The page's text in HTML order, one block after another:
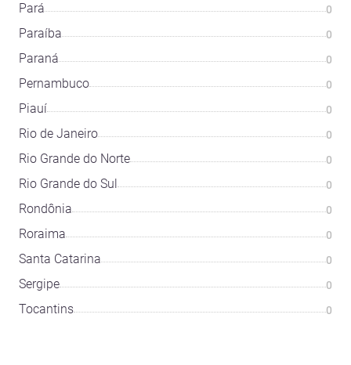
Pará 0
Paraíba 0
Paraná 0
Pernambuco 0
Piauí 0
Rio de Janeiro 0
Rio Grande do Norte 0
Rio Grande do Sul 0
Rondônia 0
Roraima 0
Santa Catarina 0
Sergipe 0
Tocantins 0